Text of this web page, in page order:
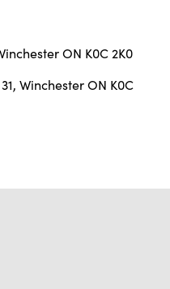
ON K0C 2K0
Winchester ON K0C